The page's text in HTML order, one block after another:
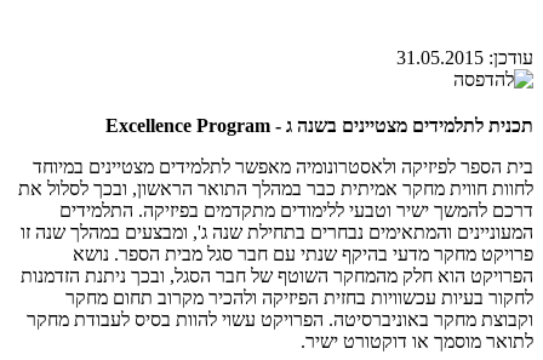
עודכן: 31.05.2015
תכנית לתלמידים מצטיינים בשנה ג - Excellence Program
בית הספר לפיזיקה ולאסטרונומיה מאפשר לתלמידים מצטיינים במיוחד
לחוות חווית מחקר אמיתית כבר במהלך התואר הראשון, ובכך לסלול את
דרכם להמשך ישיר וטבעי ללימודים מתקדמים בפיזיקה. התלמידים
המעוניינים והמתאימים נבחרים בתחילת שנה ג', ומבצעים במהלך שנה זו
פרויקט מחקר מדעי בהיקף שנתי עם חבר סגל מבית הספר. נושא
הפרויקט הוא חלק מהמחקר השוטף של חבר הסגל, ובכך ניתנת הזדמנות
לחקור בעיות עכשוויות בחזית הפיזיקה ולהכיר מקרוב תחום מחקר
וקבוצת מחקר באוניברסיטה. הפרויקט עשוי להוות בסיס לעבודת מחקר
לתואר מוסמך או דוקטורט ישיר.